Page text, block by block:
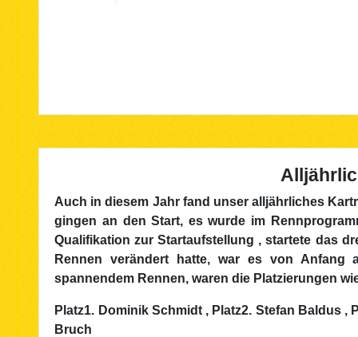
Auch in diesem Jahr fand unser alljährliches
gingen an den Start, es wurde im
Qualifikation zur Startaufstellung , startete das
Rennen verändert hatte, war es von
spannendem Rennen, waren die Platzierungen
Platz1. Dominik Schmidt , Platz2. Stefan Baldus ,
Bruch